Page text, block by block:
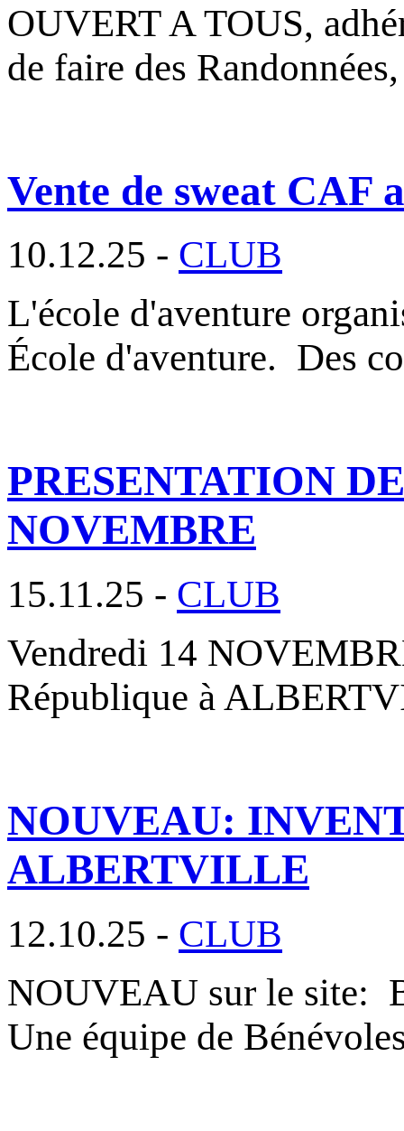
OUVERT A TOUS,
de faire des
Vente de sweat CAF
10.12.25 - CLUB
L'école d'aventure
École d'aventure. Des
PRESENTATION
NOVEMBRE
15.11.25 - CLUB
Vendredi 14
République à
NOUVEAU:
ALBERTVILLE
12.10.25 - CLUB
NOUVEAU sur le site:
Une équipe de